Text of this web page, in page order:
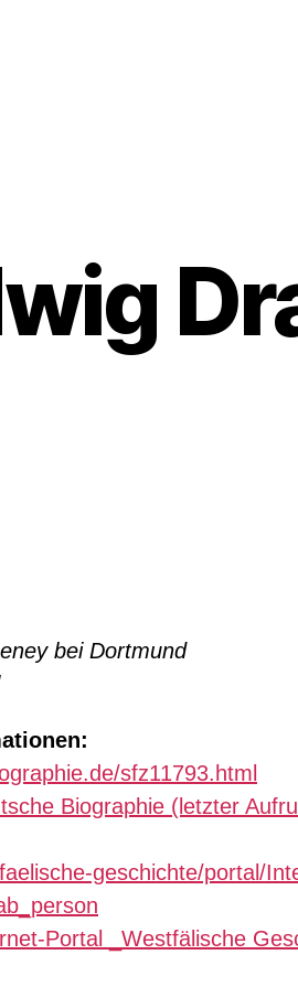
bei Dortmund
sfz11793.html
Biographie (letzter
geschichte/portal/
Portal _Westfälische